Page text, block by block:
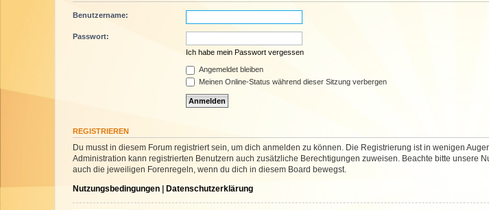
Benutzername:
Passwort:
Ich habe mein Passwort vergessen
Angemeldet bleiben
Meinen Online-Status während dieser Sitzung verbergen
REGISTRIEREN
Du musst in diesem Forum registriert sein, um dich anmelden zu können. Die Registrierung ist in wenigen
Administration kann registrierten Benutzern auch zusätzliche Berechtigungen zuweisen. Beachte bitte
auch die jeweiligen Forenregeln, wenn du dich in diesem Board bewegst.
Nutzungsbedingungen | Datenschutzerklärung